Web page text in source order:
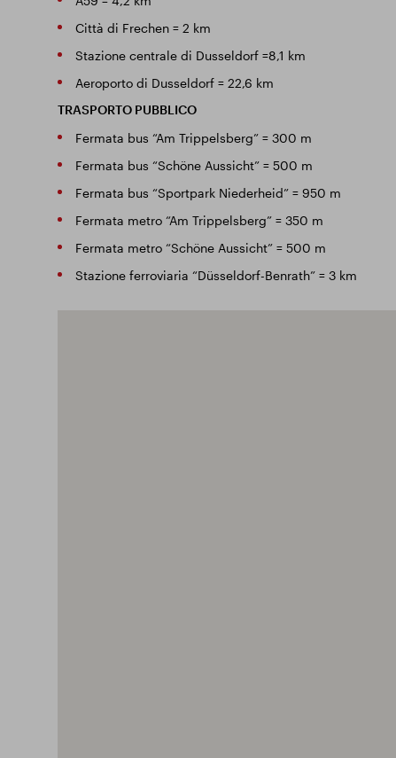
Città di Frechen = 2 km
Stazione centrale di Dusseldorf =8,1 km
Aeroporto di Dusseldorf = 22,6 km
TRASPORTO PUBBLICO
Fermata bus “Am Trippelsberg” = 300 m
Fermata bus “Schöne Aussicht” = 500 m
Fermata bus “Sportpark Niederheid” = 950 m
Fermata metro “Am Trippelsberg” = 350 m
Fermata metro “Schöne Aussicht” = 500 m
Stazione ferroviaria “Düsseldorf-Benrath” = 3 km